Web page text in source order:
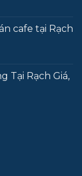
cafe tại Rạch
Tại Rạch Giá,